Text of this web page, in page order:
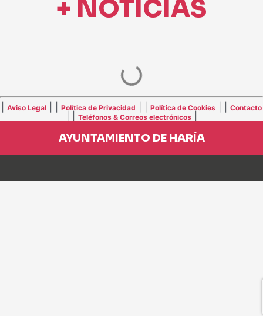
+ NOTICIAS
Aviso Legal Política de Privacidad Política de Cookies Contacto
Teléfonos & Correos electrónicos|
AYUNTAMIENTO DE HARÍA